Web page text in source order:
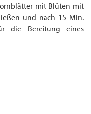
mit Blüten mit
und nach 15 Min.
die Bereitung eines